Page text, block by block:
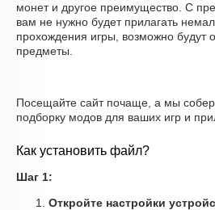
монет и другое преимущество. С
вам не нужно будет прилагать
прохождения игры, возможно будут
предметы.
Посещайте сайт почаще, а мы
подборку модов для ваших игр и
Как установить файл?
Шаг 1:
Откройте настройки